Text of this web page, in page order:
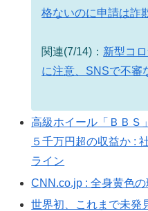
格ないのに申請は詐
関連(7/14)： 新型コ
に注意、SNSで不
高級ホイール「ＢＢＳ
５千万円超の収益か :
ライン
CNN.co.jp : 全身黄色
世界初、これまで未発